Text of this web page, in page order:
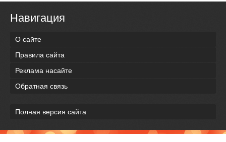
Навигация
О сайте
Правила сайта
Реклама насайте
Обратная связь
Полная версия сайта